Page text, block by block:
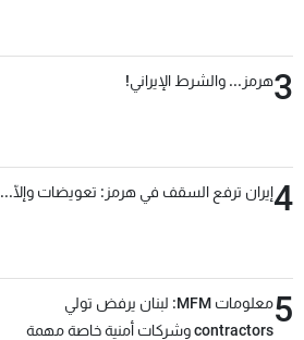
3هرمز... والشرط الإيراني!
4إيران ترفع السقف في هرمز: تعويضات وإلّا...
5
معلومات MFM: لبنان يرفض تولي
contractors وشركات أمنية خاصة مهمة